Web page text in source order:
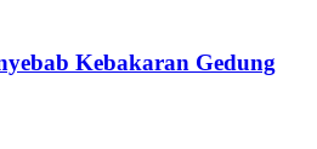
Kebakaran Gedung